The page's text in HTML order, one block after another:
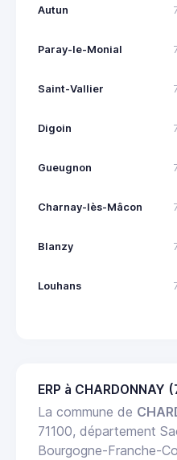
Autun
Paray-le-Monial
Saint-Vallier
Digoin
Gueugnon
Charnay-lès-Mâcon
Blanzy
Louhans
ERP à
La commune de
71100, département
Bourgogne-Franche-